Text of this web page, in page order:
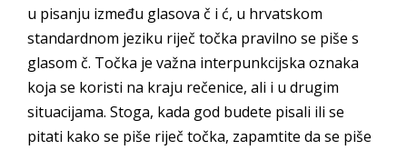
u pisanju između glasova č i ć, u hrvatskom
standardnom jeziku riječ točka pravilno se piše s
glasom č. Točka je važna interpunkcijska oznaka
koja se koristi na kraju rečenice, ali i u drugim
situacijama. Stoga, kada god budete pisali ili se
pitati kako se piše riječ točka, zapamtite da se piše